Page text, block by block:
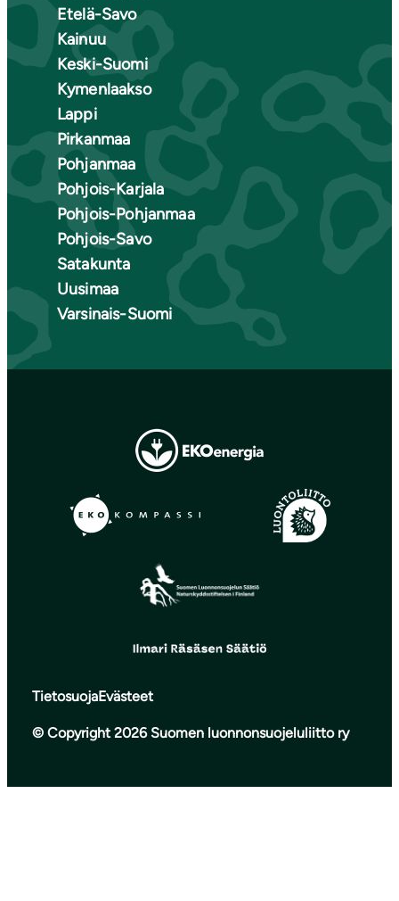
Etelä-Savo
Kainuu
Keski-Suomi
Kymenlaakso
Lappi
Pirkanmaa
Pohjanmaa
Pohjois-Karjala
Pohjois-Pohjanmaa
Pohjois-Savo
Satakunta
Uusimaa
Varsinais-Suomi
TietosuojaEvästeet
© Copyright 2026 Suomen luonnonsuojeluliitto ry